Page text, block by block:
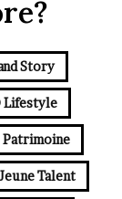
Story
Lifestyle
Patrimoine
Talent